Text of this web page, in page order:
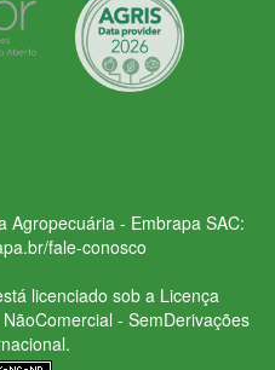
Agropecuária - Embrapa SAC:
fale-conosco
licenciado sob a Licença
- SemDerivações